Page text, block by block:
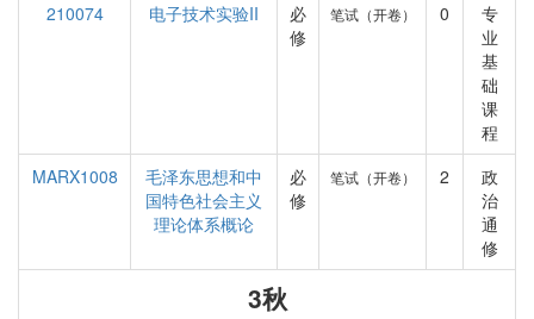
210074
电子技术实验II
必
修
笔试（开卷） 0
专
业
基
础
课
程
MARX1008
毛泽东思想和中
国特色社会主义
理论体系概论
必
修
笔试（开卷） 2
政
治
通
修
3秋